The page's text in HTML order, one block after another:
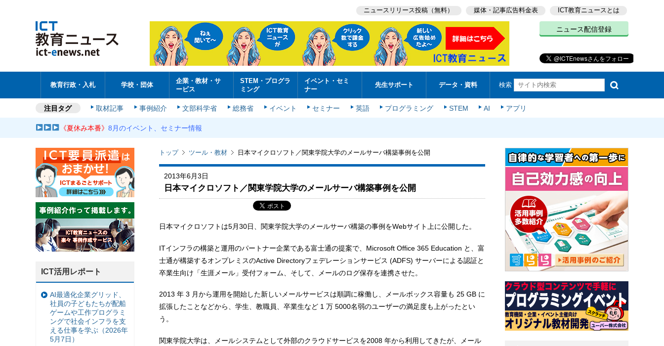
ニュースリリース投稿（無料） 媒体・記事広告料金表 ICT教育ニュースとは
ニュース配信登録
教育行政・入札 学校・団体
企業・教材・サ
ービス
STEM・プログラ
ミング
イベント・セミ
ナー
先生サポート データ・資料 検索
注目タグ 取材記事 事例紹介 文部科学省 総務省 イベント セミナー 英語 プログラミング STEM AI アプリ
《夏休み本番》8月のイベント、セミナー情報
トップ ツール・教材 日本マイクロソフト／関東学院大学のメールサーバ構築事例を公開
2013年6月3日
日本マイクロソフト／関東学院大学のメールサーバ構築事例を公開
日本マイクロソフトは5月30日、関東学院大学のメールサーバ構築の事例をWebサイト上に公開した。
ITインフラの構築と運用のパートナー企業である富士通の提案で、Microsoft Office 365 Education と、富
士通が構築するオンプレミスのActive Directoryフェデレーションサービス (ADFS) サーバーによる認証と
卒業生向け「生涯メール」受付フォーム、そして、メールのログ保存を連携させた。
2013 年 3 月から運用を開始した新しいメールサービスは順調に稼働し、メールボックス容量も 25 GB に
拡張したことなどから、学生、教職員、卒業生など 1 万 5000名弱のユーザーの満足度も上がったとい
う。
関東学院大学は、メールシステムとして外部のクラウドサービスを2008 年から利用してきたが、メール
ICT活用レポート
AI最適化企業グリッド、
社員の子どもたちが配船
ゲームや工作プログラミ
ングで社会インフラを支
える仕事を学ぶ（2026年
5月7日）